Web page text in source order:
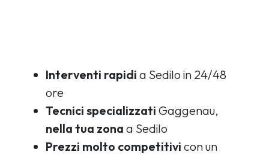
Interventi rapidi a Sedilo in 24/48
ore
Tecnici specializzati Gaggenau,
nella tua zona a Sedilo
Prezzi molto competitivi con un